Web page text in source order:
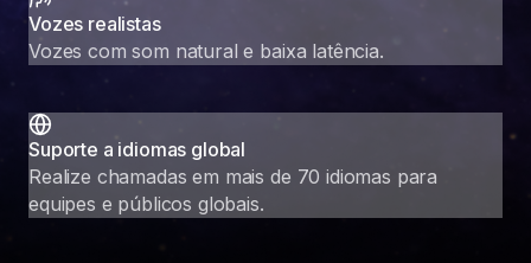
Vozes realistas
Vozes com som natural e baixa latência.
Suporte a idiomas global
Realize chamadas em mais de 70 idiomas para
equipes e públicos globais.